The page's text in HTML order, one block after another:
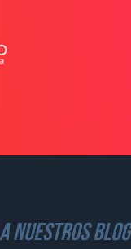
nuestros blog